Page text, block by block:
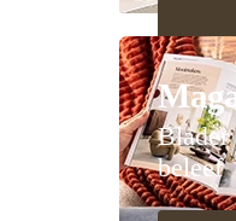
beleef